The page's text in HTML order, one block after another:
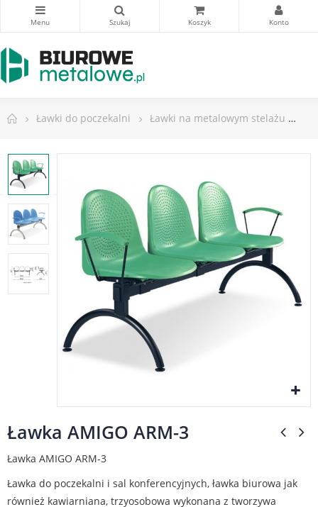
Ławki do poczekalni Ławki na metalowym stelażu
Ławka AMIGO ARM-3
Ławka AMIGO ARM-3
Ławka do poczekalni i sal konferencyjnych, ławka biurowa jak
również kawiarniana, trzyosobowa wykonana z tworzywa